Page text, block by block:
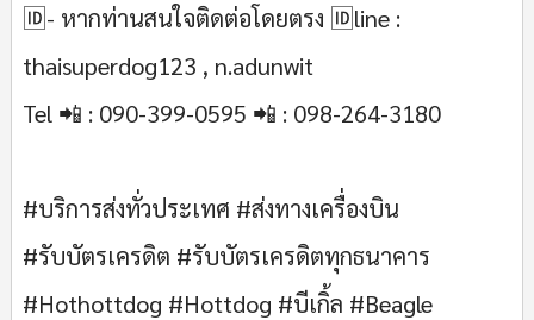
🆔- หากท่านสนใจติดต่อโดยตรง 🆔line :
thaisuperdog123 , n.adunwit
Tel 📲 : 090-399-0595 📲 : 098-264-3180
#บริการส่งทั่วประเทศ #ส่งทางเครื่องบิน
#รับบัตรเครดิต #รับบัตรเครดิตทุกธนาคาร
#Hothottdog #Hottdog #บีเกิ้ล #Beagle